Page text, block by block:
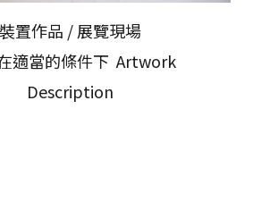
裝置作品 / 展覽現場
適當的條件下 Artwork
Description